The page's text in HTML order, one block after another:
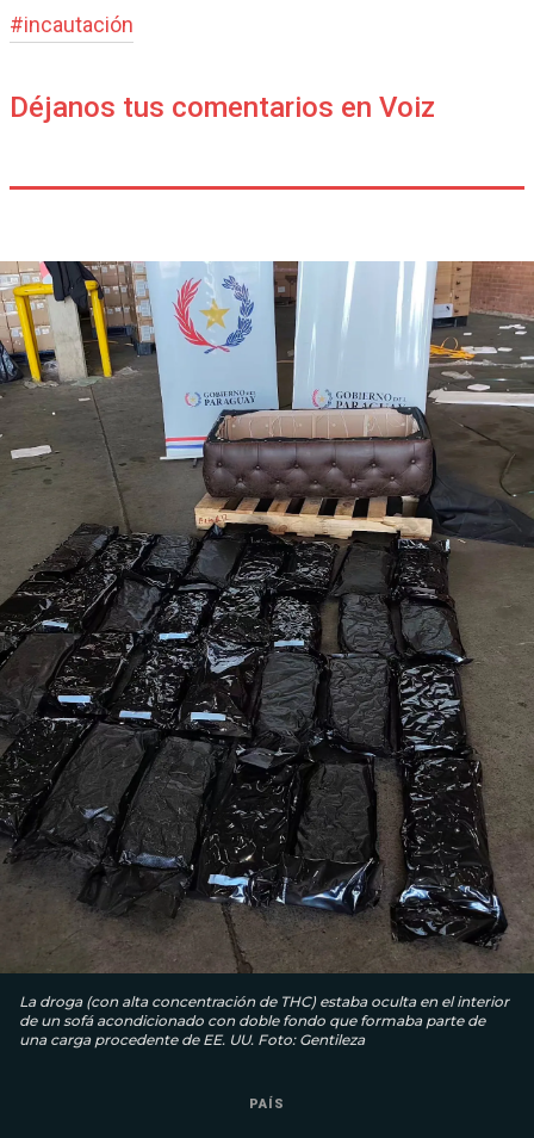
#incautación
Déjanos tus comentarios en Voiz
La droga (con alta concentración de THC) estaba oculta en el interior
de un sofá acondicionado con doble fondo que formaba parte de
una carga procedente de EE. UU. Foto: Gentileza
PAÍS